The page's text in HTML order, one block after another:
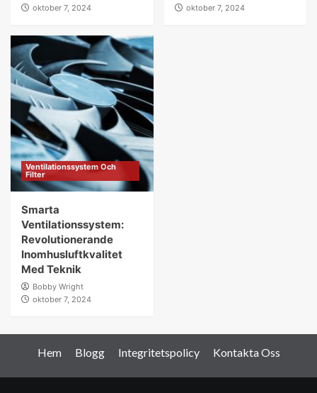
oktober 7, 2024
oktober 7, 2024
Ventilationssystem Och
Filter
Smarta
Ventilationssystem:
Revolutionerande
Inomhusluftkvalitet
Med Teknik
Bobby Wright
oktober 7, 2024
Hem Blogg Integritetspolicy Kontakta Oss